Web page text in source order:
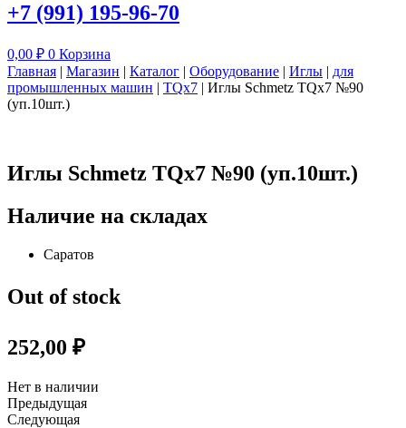
+7 (991) 195-96-70
0,00 ₽ 0 Корзина
Главная | Магазин | Каталог | Оборудование | Иглы | для
промышленных машин | TQx7 | Иглы Schmetz TQx7 №90
(уп.10шт.)
Иглы Schmetz TQx7 №90 (уп.10шт.)
Наличие на складах
Саратов
Out of stock
252,00 ₽
Нет в наличии
Предыдущая
Следующая